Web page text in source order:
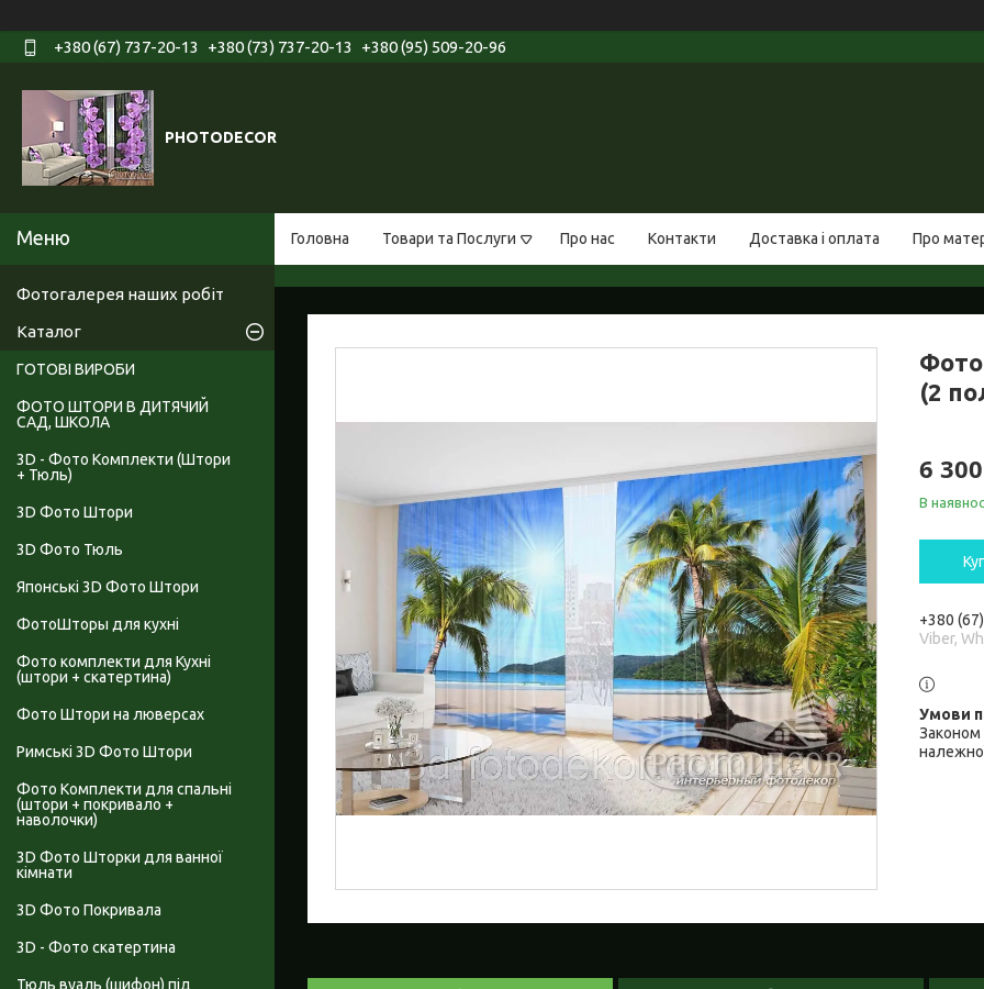
+380 (67) 737-20-13 +380 (73) 737-20-13 +380 (95) 509-20-96
PHOTODECOR
Головна Товари та Послуги Про нас Контакти Доставка і оплата Про
(2
6
В
+380
Viber,
Законом
Фотогалерея наших робіт
Каталог
ГОТОВІ ВИРОБИ
ФОТО ШТОРИ В ДИТЯЧИЙ
САД, ШКОЛА
3D - Фото Комплекти (Штори
+ Тюль)
3D Фото Штори
3D Фото Тюль
Японські 3D Фото Штори
ФотоШторы для кухні
Фото комплекти для Кухні
(штори + скатертина)
Фото Штори на люверсах
Римські 3D Фото Штори
Фото Комплекти для спальні
(штори + покривало +
наволочки)
3D Фото Шторки для ванної
кімнати
3D Фото Покривала
3D - Фото скатертина
Тюль вуаль (шифон) під